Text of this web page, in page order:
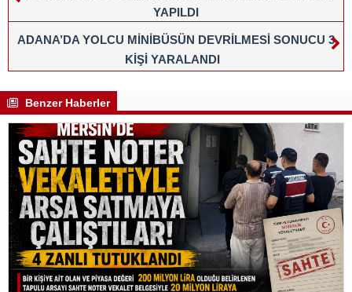
YAPILDI
ADANA’DA YOLCU MİNİBÜSÜN DEVRİLMESİ SONUCU 3
KİŞİ YARALANDI
Benzer Haberler